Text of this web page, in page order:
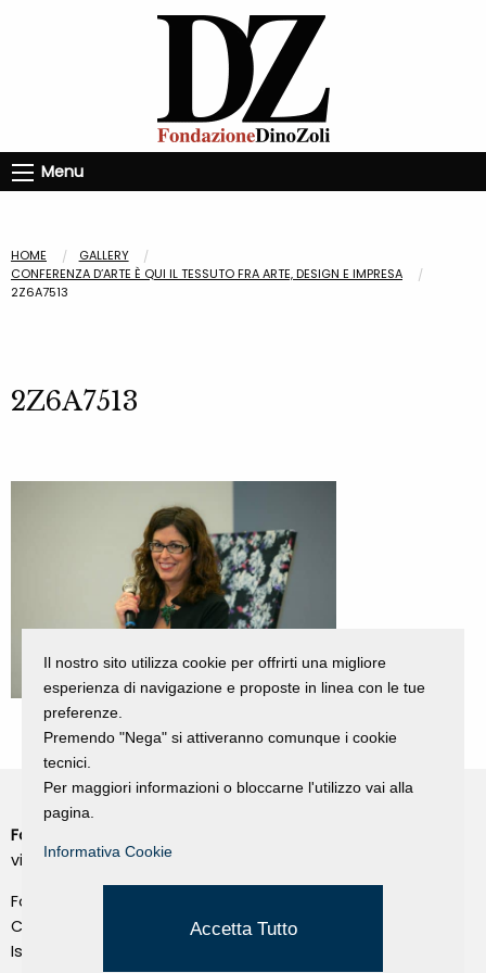
Menu
HOME
GALLERY
CONFERENZA D’ARTE È QUI IL TESSUTO FRA ARTE, DESIGN E IMPRESA
2Z6A7513
2Z6A7513
Fondazione Dino Zoli
viale Bologna 288, Forlì
Fondo dot. euro 285.000 i.v.
CF e P.IVA 03692820404
Isc.Reg Per.Giu. n. 10404
Il nostro sito utilizza cookie per offrirti una migliore
esperienza di navigazione e proposte in linea con le tue
preferenze.
Premendo "Nega" si attiveranno comunque i cookie
tecnici.
Per maggiori informazioni o bloccarne l'utilizzo vai alla
pagina.
Informativa Cookie
Accetta Tutto